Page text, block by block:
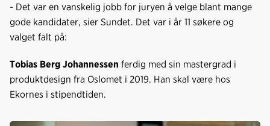
- Det var en vanskelig jobb for juryen å velge blant mange
gode kandidater, sier Sundet. Det var i år 11 søkere og
valget falt på:
Tobias Berg Johannessen ferdig med sin mastergrad i
produktdesign fra Oslomet i 2019. Han skal være hos
Ekornes i stipendtiden.